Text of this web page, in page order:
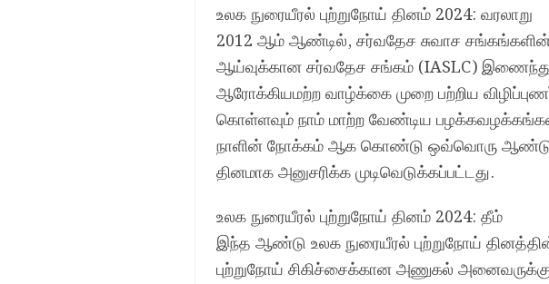
உலக நுரையீரல் புற்றுநோய் தினம் 2024: வரலாறு
2012 ஆம் ஆண்டில், சர்வதேச சுவாச சங்கங்களின்
ஆய்வுக்கான சர்வதேச சங்கம் (IASLC) இணைந்து
ஆரோக்கியமற்ற வாழ்க்கை முறை பற்றிய
கொள்ளவும் நாம் மாற்ற வேண்டிய
நாளின் நோக்கம் ஆக கொண்டு ஒவ்வொரு
தினமாக அனுசரிக்க முடிவெடுக்கப்பட்டது.
உலக நுரையீரல் புற்றுநோய் தினம் 2024: தீம்
இந்த ஆண்டு உலக நுரையீரல் புற்றுநோய்
புற்றுநோய் சிகிச்சைக்கான அணுகல்